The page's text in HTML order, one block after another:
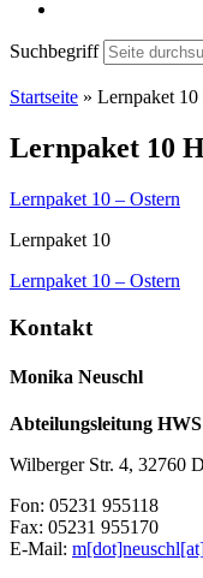
Suchbegriff
Startseite » Lernpaket 10
Lernpaket 10
Lernpaket 10 – Ostern
Lernpaket 10
Lernpaket 10 – Ostern
Kontakt
Monika Neuschl
Abteilungsleitung
Wilberger Str. 4, 32760
Fon: 05231 955118
Fax: 05231 955170
E-Mail: